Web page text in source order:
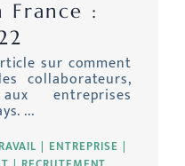
ENTREPRISE
:
sur comment
collaborateurs,
entreprises
...